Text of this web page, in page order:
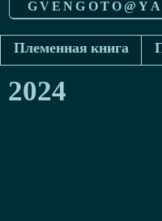
Племенная книга
2024